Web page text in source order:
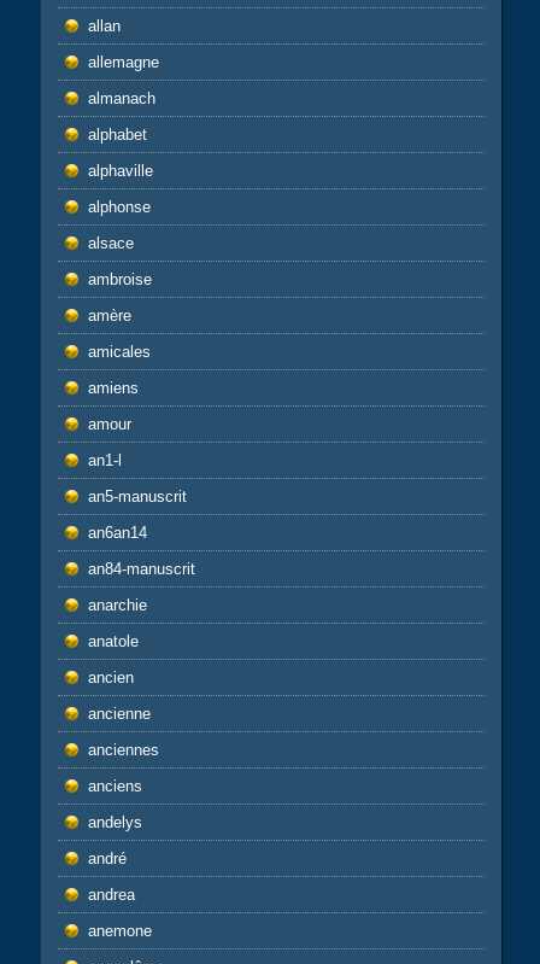
allan
allemagne
almanach
alphabet
alphaville
alphonse
alsace
ambroise
amère
amicales
amiens
amour
an1-l
an5-manuscrit
an6an14
an84-manuscrit
anarchie
anatole
ancien
ancienne
anciennes
anciens
andelys
andré
andrea
anemone